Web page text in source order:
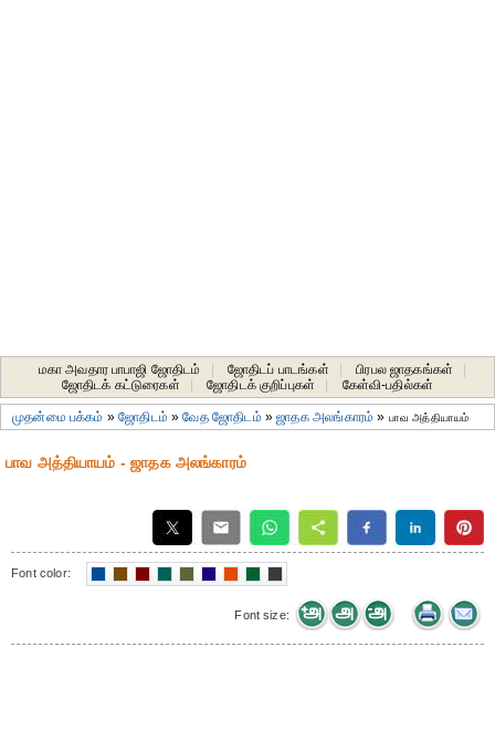
மகா அவதார பாபாஜி ஜோதிடம் ஜோதிடப் பாடங்கள் பிரபல ஜாதகங்கள்
ஜோதிடக் கட்டுரைகள்
ஜோதிடக் குறிப்புகள் கேள்வி-பதில்கள்
முதன்மை பக்கம் »ஜோதிடம் »வேத ஜோதிடம் »ஜாதக அலங்காரம் » பாவ அத்தியாயம்
பாவ அத்தியாயம் - ஜாதக அலங்காரம்
Font color:
Font size: